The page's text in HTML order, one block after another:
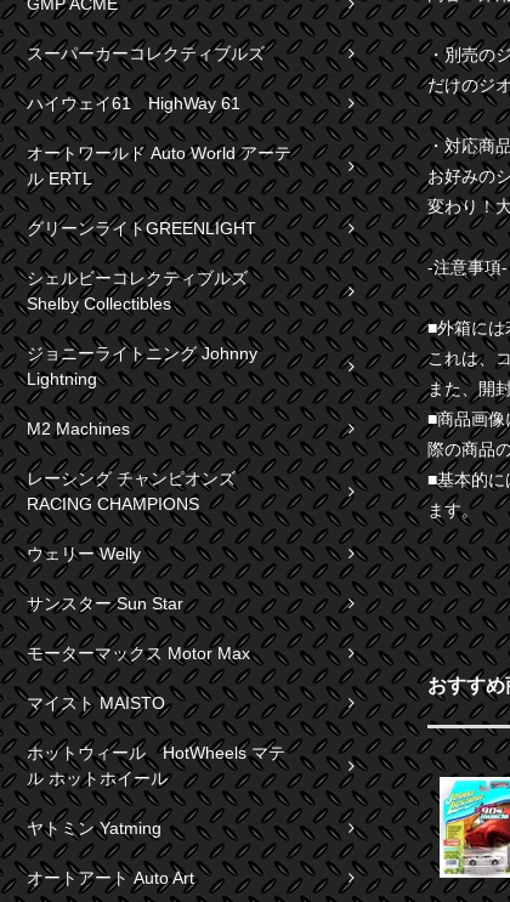
GMP ACME
スーパーカーコレクティブルズ
ハイウェイ61 HighWay 61
オートワールド Auto World アーテ
ル ERTL
グリーンライトGREENLIGHT
シェルビーコレクティブルズ
Shelby Collectibles
ジョニーライトニング Johnny
Lightning
M2 Machines
レーシング チャンピオンズ
RACING CHAMPIONS
ウェリー Welly
サンスター Sun Star
モーターマックス Motor Max
マイスト MAISTO
ホットウィール HotWheels マテ
ル ホットホイール
ヤトミン Yatming
オートアート Auto Art
・別売の
だけのジ
・対応商
お好みの
変わり！
-注意事項-
■外箱には
これは、
また、開
■商品画像
際の商品
■基本的に
ます。
おすすめ